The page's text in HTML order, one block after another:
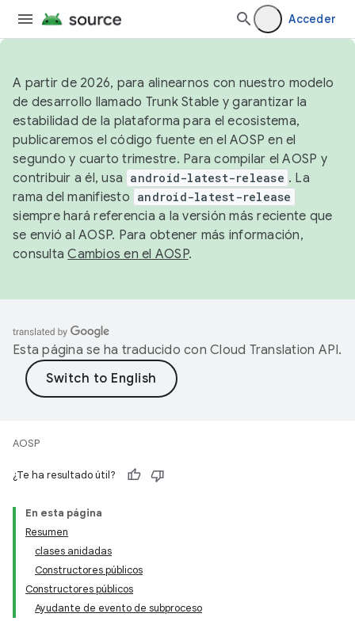
Acceder
A partir de 2026, para alinearnos con nuestro modelo
de desarrollo llamado Trunk Stable y garantizar la
estabilidad de la plataforma para el ecosistema,
publicaremos el código fuente en el AOSP en el
segundo y cuarto trimestre. Para compilar el AOSP y
contribuir a él, usa android-latest-release . La
rama del manifiesto android-latest-release
siempre hará referencia a la versión más reciente que
se envió al AOSP. Para obtener más información,
consultaCambios en el AOSP.
Esta página se ha traducido con Cloud Translation API.
AOSP
¿Te ha resultado útil?
En esta página
Resumen
clases anidadas
Constructores públicos
Constructores públicos
Ayudante de evento de subproceso